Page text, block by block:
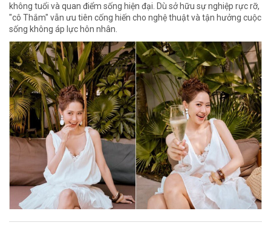
không tuổi và quan điểm sống hiện đại. Dù sở hữu sự nghiệp rực rỡ,
"cô Thắm" vẫn ưu tiên cống hiến cho nghệ thuật và tận hưởng cuộc
sống không áp lực hôn nhân.